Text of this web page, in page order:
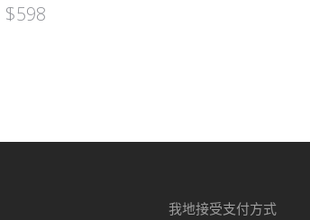
$598
我地接受支付方式